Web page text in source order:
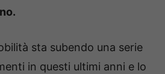
sta subendo una serie
in questi ultimi anni e lo